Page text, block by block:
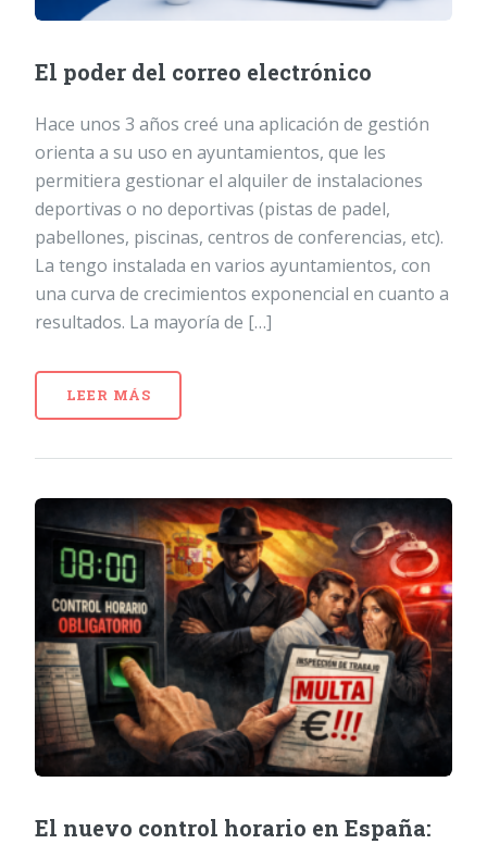
El poder del correo electrónico
Hace unos 3 años creé una aplicación de gestión
orienta a su uso en ayuntamientos, que les
permitiera gestionar el alquiler de instalaciones
deportivas o no deportivas (pistas de padel,
pabellones, piscinas, centros de conferencias, etc).
La tengo instalada en varios ayuntamientos, con
una curva de crecimientos exponencial en cuanto a
resultados. La mayoría de […]
LEER MÁS
El nuevo control horario en España: